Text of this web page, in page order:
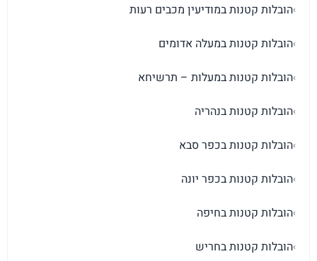
›הובלות קטנות במודיעין מכבים רעות
›הובלות קטנות במעלה אדומים
›הובלות קטנות במעלות – תרשיחא
›הובלות קטנות בנהריה
›הובלות קטנות בכפר סבא
›הובלות קטנות בכפר יונה
›הובלות קטנות בחיפה
›הובלות קטנות בחריש